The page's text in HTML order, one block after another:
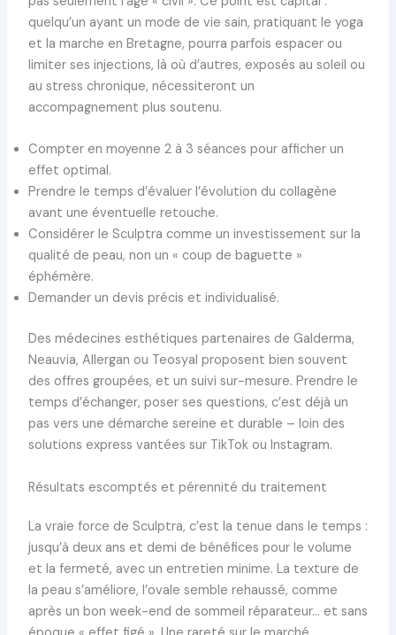
quelqu’un ayant un mode de vie sain, pratiquant le yoga
et la marche en Bretagne, pourra parfois espacer ou
limiter ses injections, là où d’autres, exposés au soleil ou
au stress chronique, nécessiteront un
accompagnement plus soutenu.
Compter en moyenne 2 à 3 séances pour afficher un
effet optimal.
Prendre le temps d’évaluer l’évolution du collagène
avant une éventuelle retouche.
Considérer le Sculptra comme un investissement sur la
qualité de peau, non un « coup de baguette »
éphémère.
Demander un devis précis et individualisé.
Des médecines esthétiques partenaires de Galderma,
Neauvia, Allergan ou Teosyal proposent bien souvent
des offres groupées, et un suivi sur-mesure. Prendre le
temps d’échanger, poser ses questions, c’est déjà un
pas vers une démarche sereine et durable – loin des
solutions express vantées sur TikTok ou Instagram.
Résultats escomptés et pérennité du traitement
La vraie force de Sculptra, c’est la tenue dans le temps :
jusqu’à deux ans et demi de bénéfices pour le volume
et la fermeté, avec un entretien minime. La texture de
la peau s’améliore, l’ovale semble rehaussé, comme
après un bon week-end de sommeil réparateur… et sans